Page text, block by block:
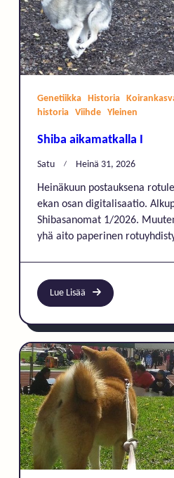
Genetiikka Historia
historia
Viihde Yleinen
Shiba aikamatkalla I
Satu Heinä 31, 2026
Heinäkuun postauksena
ekan osan digitalisaatio.
Shibasanomat 1/2026.
yhä aito paperinen
Lue Lisää